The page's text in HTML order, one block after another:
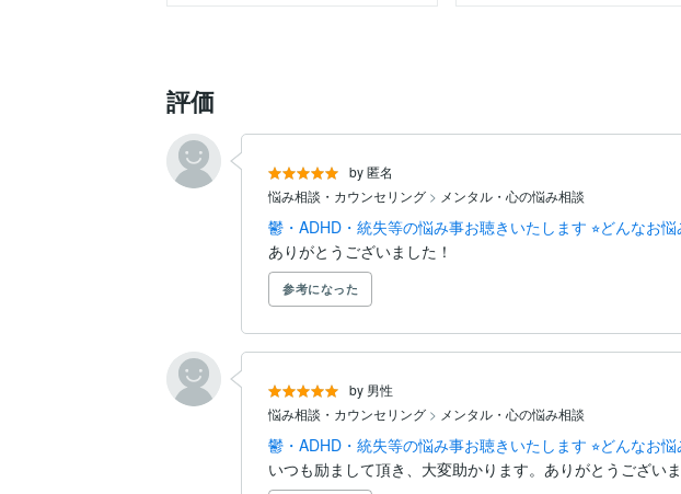
・薬を飲んでも、病院のカウンセリングを受けても、
まずはじっくりお話をお聞かせいただき、気持ちや状況を一緒に整理
相談内容の全体が把握できたところで、必要に応じて具体的な対策
あなたのペースでお気軽にお話くださいませ♪
※こちらから営業メッセージは送りませんので、ご安心ください。
▪️注意事項▪️
① 電話相談の受付となりますので、ご相談内容は全てお電話の中で
お送り頂いても拝読いたしかねます。
②セクハラ目的、誹謗中傷・低評価目的の方はご遠慮ください。
評価
by 匿名
悩み相談・カウンセリング > メンタル・心の悩み相談
鬱・ADHD・統失等の悩み事お聴きいたします ⭐︎どんなお悩
ありがとうございました！
参考になった
by 男性
悩み相談・カウンセリング > メンタル・心の悩み相談
鬱・ADHD・統失等の悩み事お聴きいたします ⭐︎どんなお悩
いつも励まして頂き、大変助かります。ありがとうございま